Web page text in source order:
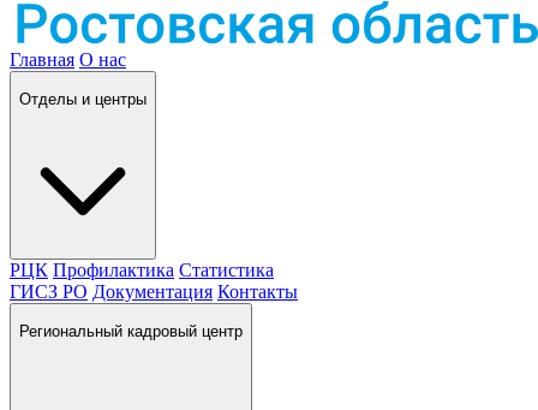
Главная О нас
Отделы и центры
РЦК Профилактика Статистика
ГИСЗ РО Документация Контакты
Региональный кадровый центр